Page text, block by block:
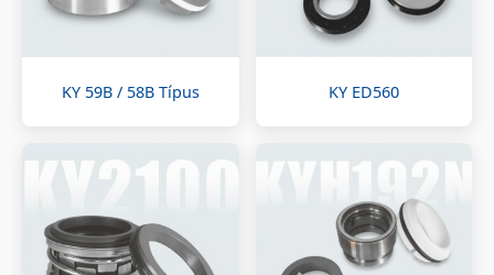
KY 59B / 58B Típus KY ED560